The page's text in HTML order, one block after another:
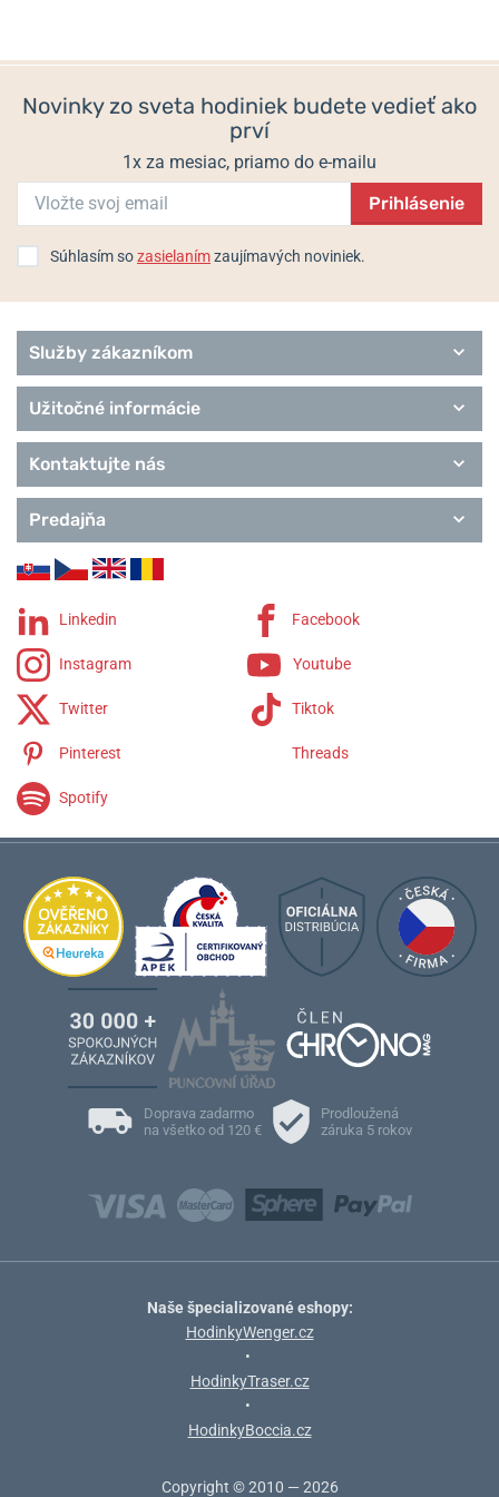
Performance
Sport
Novinky zo sveta hodiniek budete vedieť ako
prví
1x za mesiac, priamo do e-mailu
Prihlásenie
Súhlasím sozasielanímzaujímavých noviniek.
Služby zákazníkom
Užitočné informácie
Kontaktujte nás
Predajňa
Linkedin Facebook
Instagram Youtube
Twitter Tiktok
Pinterest Threads
Spotify
Doprava zadarmo
na všetko od 120 €
Prodloužená
záruka 5 rokov
Naše špecializované eshopy:
HodinkyWenger.cz
•
HodinkyTraser.cz
•
HodinkyBoccia.cz
Copyright © 2010 — 2026